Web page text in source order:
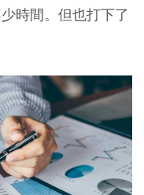
時間。但也打下了